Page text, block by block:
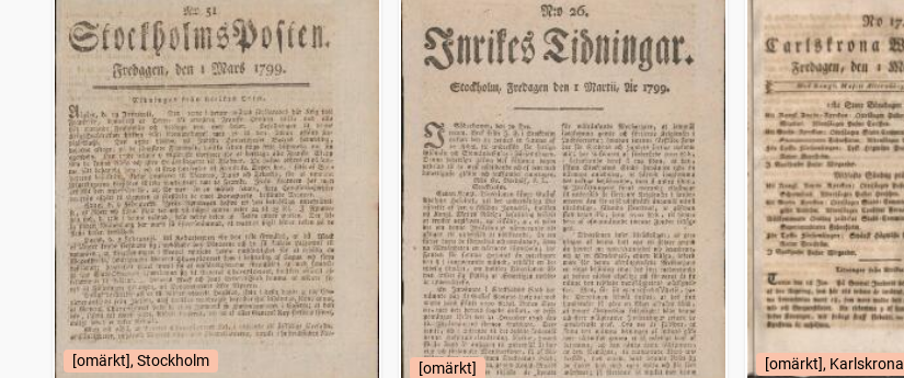
[omärkt], Stockholm [omärkt] [omärkt], Karlskrona